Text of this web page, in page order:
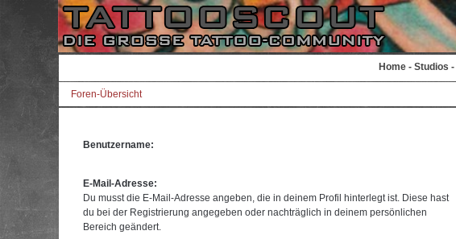
Home - Studios -
Foren-Übersicht
Benutzername:
E-Mail-Adresse:
Du musst die E-Mail-Adresse angeben, die in deinem Profil hinterlegt ist. Diese hast
du bei der Registrierung angegeben oder nachträglich in deinem persönlichen
Bereich geändert.